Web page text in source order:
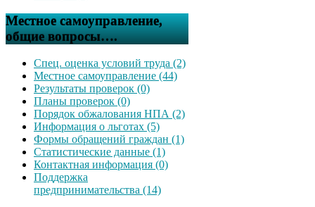
Местное самоуправление,
общие вопросы….
Спец. оценка условий труда (2)
Местное самоуправление (44)
Результаты проверок (0)
Планы проверок (0)
Порядок обжалования НПА (2)
Информация о льготах (5)
Формы обращений граждан (1)
Статистические данные (1)
Контактная информация (0)
Поддержка
предпринимательства (14)